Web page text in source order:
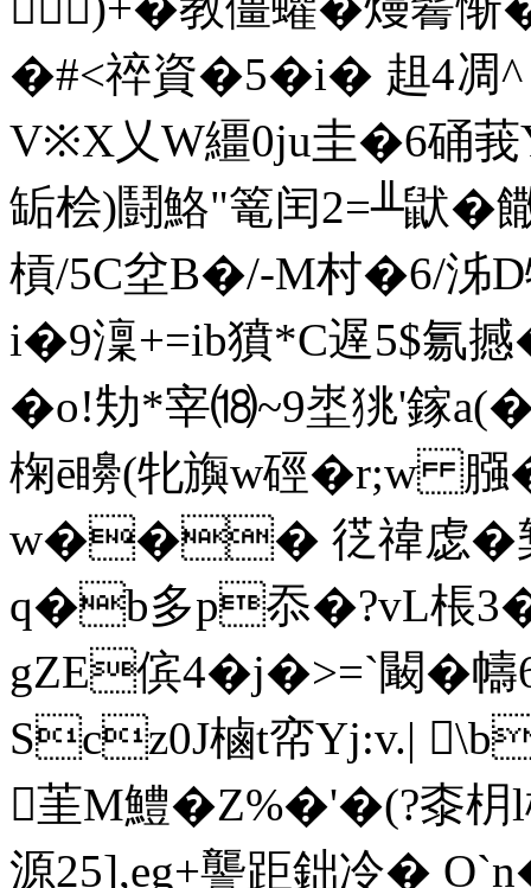
�# <祽資�5� i� 趄4凋^
V※X乂W繮0ju圭�6硧莪
缿桧) 鬪鮥"篭闰2=╨
槓/5C坌B�/-M村�6/泲
i�9澟+=ib獖*C遟5$氱
�o!劮*宰⒅~9埊狣'鎵
椈ē矏(牝旟w硜�r;w
w��� 徔禕虙�椠
q�b多p忝�?vL棖
gZE傧4�j�>=`闞�
Scz0J樐t帟Yj:v.|
茥M鱧�Z%�'�(?桼枂l
源25],eg+讋距鈯冷�